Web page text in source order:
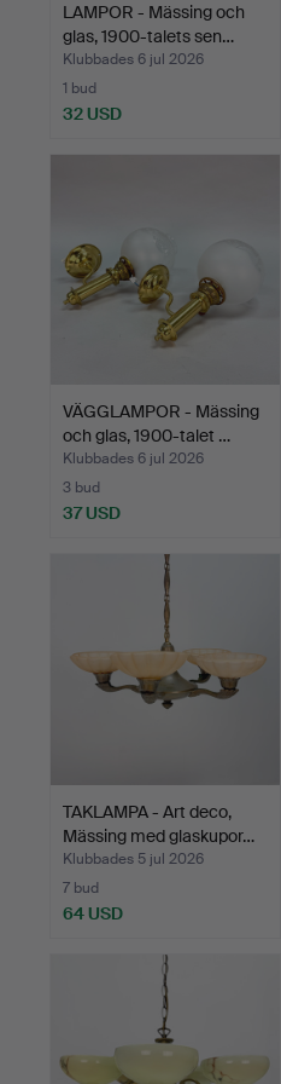
LAMPOR - Mässing och
glas, 1900-talets sen…
Klubbades 6 jul 2026
1 bud
32 USD
VÄGGLAMPOR - Mässing
och glas, 1900-talet …
Klubbades 6 jul 2026
3 bud
37 USD
TAKLAMPA - Art deco,
Mässing med glaskupor…
Klubbades 5 jul 2026
7 bud
64 USD